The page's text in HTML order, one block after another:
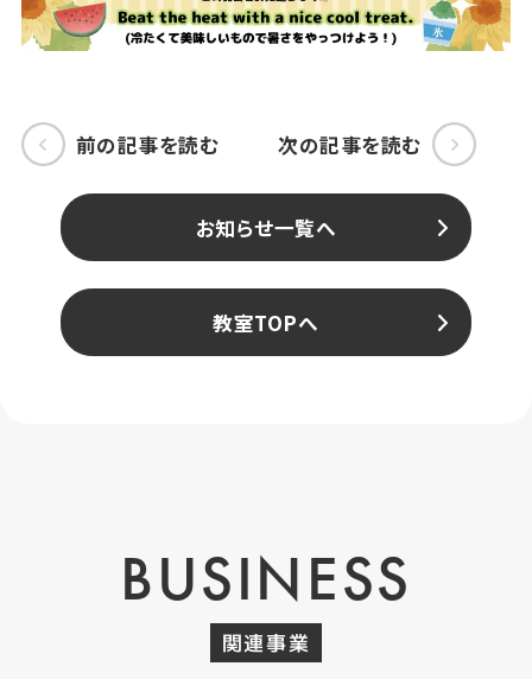
前の記事を読む 次の記事を読む
お知らせ一覧へ
教室TOPへ
BUSINESS
関連事業